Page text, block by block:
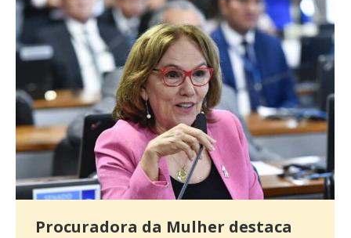
Procuradora da Mulher destaca